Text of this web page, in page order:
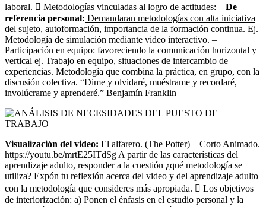
laboral.  Metodologías vinculadas al logro de actitudes: – De
referencia personal: Demandaran metodologías con alta iniciativa
del sujeto, autoformación, importancia de la formación continua. Ej.
Metodología de simulación mediante video interactivo. –
Participación en equipo: favoreciendo la comunicación horizontal y
vertical ej. Trabajo en equipo, situaciones de intercambio de
experiencias. Metodología que combina la práctica, en grupo, con la
discusión colectiva. “Dime y olvidaré, muéstrame y recordaré,
involúcrame y aprenderé.” Benjamín Franklin
Visualización del video: El alfarero. (The Potter) – Corto Animado.
https://youtu.be/mrtE25ITdSg A partir de las características del
aprendizaje adulto, responder a la cuestión ¿qué metodología se
utiliza? Expón tu reflexión acerca del video y del aprendizaje adulto
con la metodología que consideres más apropiada.  Los objetivos
de interiorización: a) Ponen el énfasis en el estudio personal y la